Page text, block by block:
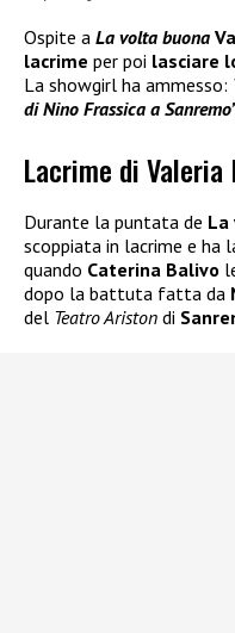
Ospite a La volta buona
lacrime per poi lasciare
La showgirl ha ammesso:
di Nino Frassica a
Lacrime di
Durante la puntata de La
scoppiata in lacrime e
quando Caterina Balivo
dopo la battuta fatta da
del Teatro Ariston di